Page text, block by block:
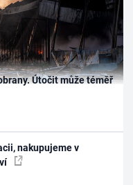
Útočit může téměř
nakupujeme v